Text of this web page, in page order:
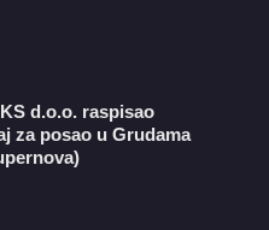
d.o.o. raspisao
za posao u Grudama